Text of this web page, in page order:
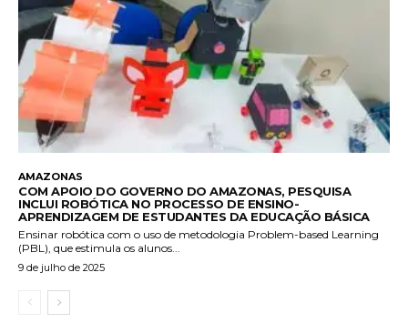
AMAZONAS
COM APOIO DO GOVERNO DO AMAZONAS, PESQUISA
INCLUI ROBÓTICA NO PROCESSO DE ENSINO-
APRENDIZAGEM DE ESTUDANTES DA EDUCAÇÃO BÁSICA
Ensinar robótica com o uso de metodologia Problem-based Learning
(PBL), que estimula os alunos...
9 de julho de 2025